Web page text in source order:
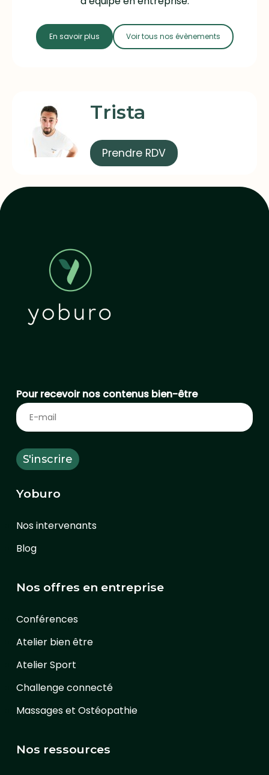
En savoir plus Voir tous nos évènements
Trista
Prendre RDV
Pour recevoir nos contenus bien-être
Yoburo
Nos intervenants
Blog
Nos offres en entreprise
Conférences
Atelier bien être
Atelier Sport
Challenge connecté
Massages et Ostéopathie
Nos ressources